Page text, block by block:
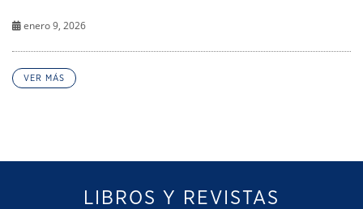
enero 9, 2026
VER MÁS
LIBROS Y REVISTAS